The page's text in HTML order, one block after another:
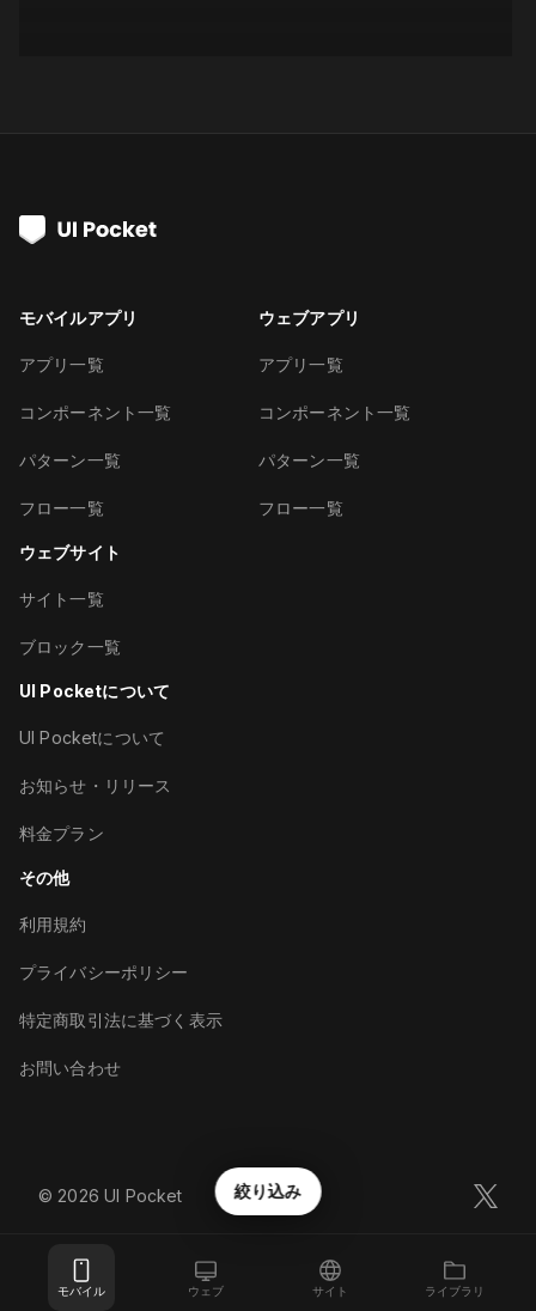
モバイル ウェブ サイト ライブラリ
絞り込み
モバイルアプリ
アプリ一覧
コンポーネント一覧
パターン一覧
フロー一覧
ウェブアプリ
アプリ一覧
コンポーネント一覧
パターン一覧
フロー一覧
ウェブサイト
サイト一覧
ブロック一覧
UI Pocketについて
UI Pocketについて
お知らせ・リリース
料金プラン
その他
利用規約
プライバシーポリシー
特定商取引法に基づく表示
お問い合わせ
©︎ 2026 UI Pocket